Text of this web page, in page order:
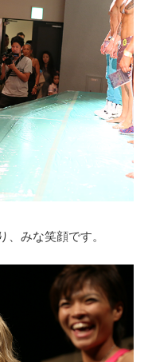
みな笑顔です。